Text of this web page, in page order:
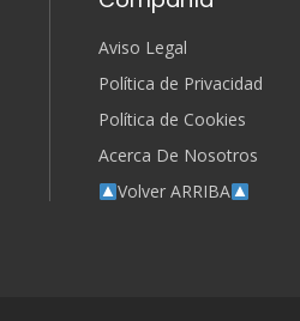
Aviso Legal
Política de Privacidad
Política de Cookies
Acerca De Nosotros
Volver ARRIBA